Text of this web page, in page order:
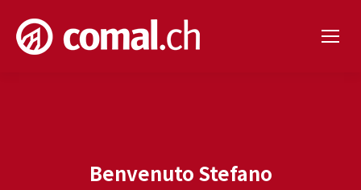
Benvenuto Stefano